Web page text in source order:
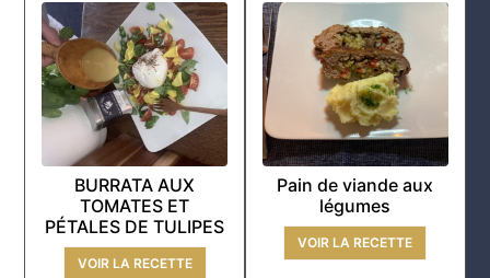
BURRATA AUX
TOMATES ET
PÉTALES DE TULIPES
VOIR LA RECETTE
Pain de viande aux
légumes
VOIR LA RECETTE